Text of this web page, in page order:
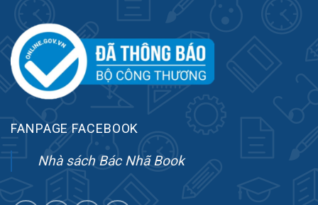
FANPAGE FACEBOOK
Nhà sách Bác Nhã Book